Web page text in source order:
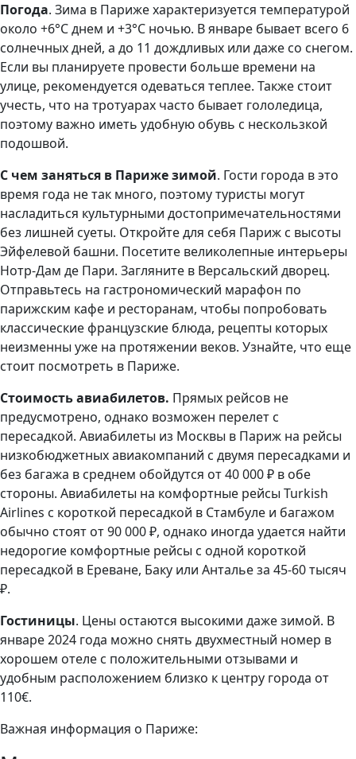
Погода. Зима в Париже характеризуется температурой
около +6°C днем и +3°C ночью. В январе бывает всего 6
солнечных дней, а до 11 дождливых или даже со снегом.
Если вы планируете провести больше времени на
улице, рекомендуется одеваться теплее. Также стоит
учесть, что на тротуарах часто бывает гололедица,
поэтому важно иметь удобную обувь с нескользкой
подошвой.
С чем заняться в Париже зимой. Гости города в это
время года не так много, поэтому туристы могут
насладиться культурными достопримечательностями
без лишней суеты. Откройте для себя Париж с высоты
Эйфелевой башни. Посетите великолепные интерьеры
Нотр-Дам де Пари. Загляните в Версальский дворец.
Отправьтесь на гастрономический марафон по
парижским кафе и ресторанам, чтобы попробовать
классические французские блюда, рецепты которых
неизменны уже на протяжении веков. Узнайте, что еще
стоит посмотреть в Париже.
Стоимость авиабилетов. Прямых рейсов не
предусмотрено, однако возможен перелет с
пересадкой. Авиабилеты из Москвы в Париж на рейсы
низкобюджетных авиакомпаний с двумя пересадками и
без багажа в среднем обойдутся от 40 000 ₽ в обе
стороны. Авиабилеты на комфортные рейсы Turkish
Airlines с короткой пересадкой в Стамбуле и багажом
обычно стоят от 90 000 ₽, однако иногда удается найти
недорогие комфортные рейсы с одной короткой
пересадкой в Ереване, Баку или Анталье за 45-60 тысяч
₽.
Гостиницы. Цены остаются высокими даже зимой. В
январе 2024 года можно снять двухместный номер в
хорошем отеле с положительными отзывами и
удобным расположением близко к центру города от
110€.
Важная информация о Париже: